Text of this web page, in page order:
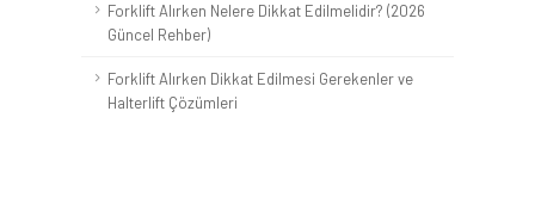
Forklift Alırken Nelere Dikkat Edilmelidir? (2026
Güncel Rehber)
Forklift Alırken Dikkat Edilmesi Gerekenler ve
Halterlift Çözümleri